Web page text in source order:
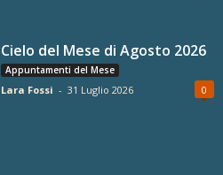
Cielo del Mese di Agosto 2026
Appuntamenti del Mese
Lara Fossi - 31 Luglio 2026 0